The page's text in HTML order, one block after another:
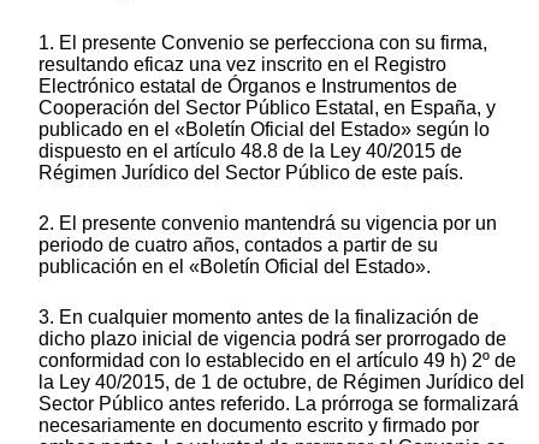
1. El presente Convenio se perfecciona con su firma,
resultando eficaz una vez inscrito en el Registro
Electrónico estatal de Órganos e Instrumentos de
Cooperación del Sector Público Estatal, en España, y
publicado en el «Boletín Oficial del Estado» según lo
dispuesto en el artículo 48.8 de la Ley 40/2015 de
Régimen Jurídico del Sector Público de este país.
2. El presente convenio mantendrá su vigencia por un
periodo de cuatro años, contados a partir de su
publicación en el «Boletín Oficial del Estado».
3. En cualquier momento antes de la finalización de
dicho plazo inicial de vigencia podrá ser prorrogado de
conformidad con lo establecido en el artículo 49 h) 2º de
la Ley 40/2015, de 1 de octubre, de Régimen Jurídico del
Sector Público antes referido. La prórroga se formalizará
necesariamente en documento escrito y firmado por